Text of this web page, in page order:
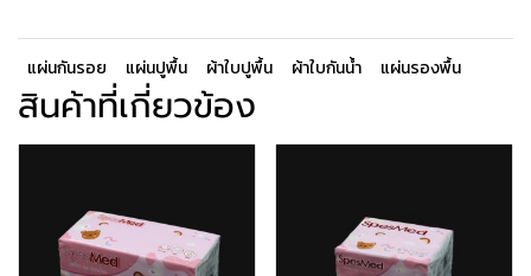
แผ่นกันรอย แผ่นปูพื้น ผ้าใบปูพื้น ผ้าใบกันน้ำ แผ่นรองพื้น
สินค้าที่เกี่ยวข้อง